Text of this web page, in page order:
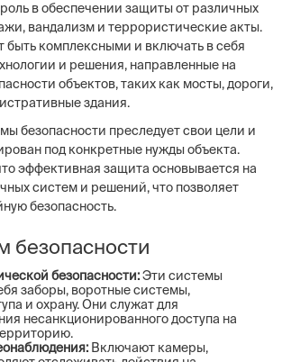
в обеспечении защиты от различных
вандализм и террористические акты.
быть комплексными и включать в себя
и решения, направленные на
объектов, таких как мосты, дороги,
здания.
безопасности преследует свои цели и
под конкретные нужды объекта.
эффективная защита основывается на
систем и решений, что позволяет
безопасность.
безопасности
безопасности:Эти системы
заборы, воротные системы,
и охрану. Они служат для
несанкционированного доступа на
Включают камеры,